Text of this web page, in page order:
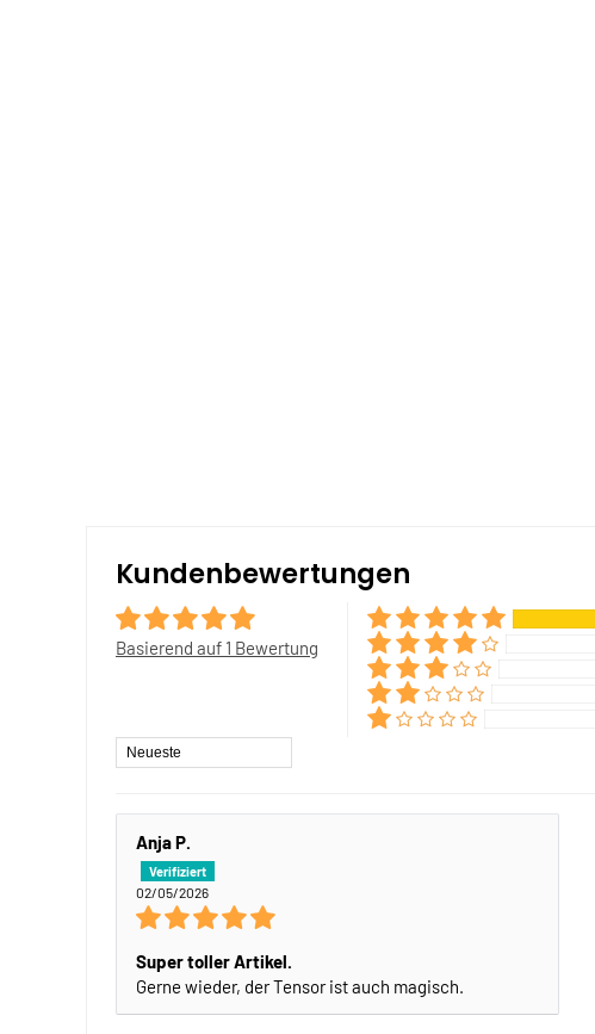
Kundenbewertungen
Basierend auf 1 Bewertung
Sort by
Anja P.
02/05/2026
Super toller Artikel.
Gerne wieder, der Tensor ist auch magisch.